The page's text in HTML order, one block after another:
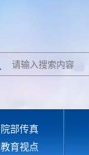
院部传真
教育视点